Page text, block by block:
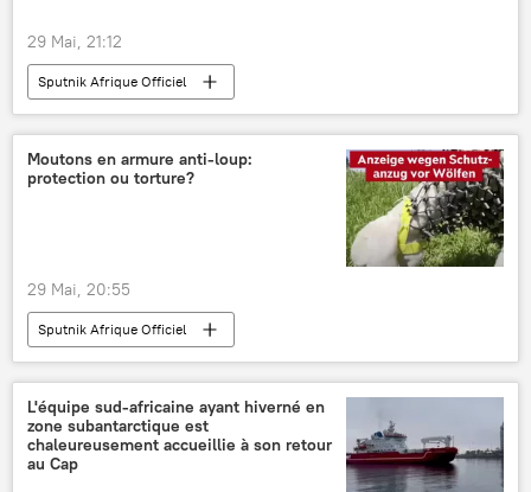
29 Mai, 21:12
Sputnik Afrique Officiel
Moutons en armure anti-loup:
protection ou torture?
29 Mai, 20:55
Sputnik Afrique Officiel
L'équipe sud-africaine ayant hiverné en
zone subantarctique est
chaleureusement accueillie à son retour
au Cap